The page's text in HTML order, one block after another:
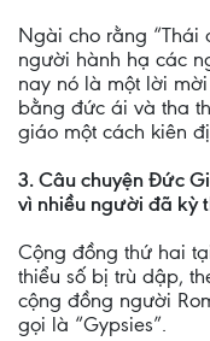
Ngài cho rằng
người hành hạ các
nay nó là một lời
bằng đức ái và tha
giáo một cách kiên
3. Câu chuyện Đức
vì nhiều người đã kỳ
Cộng đồng thứ hai
thiểu số bị trù dập,
cộng đồng người
gọi là “Gypsies”.